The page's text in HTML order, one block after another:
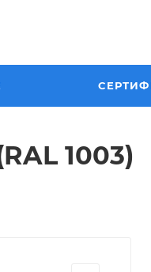
1003)